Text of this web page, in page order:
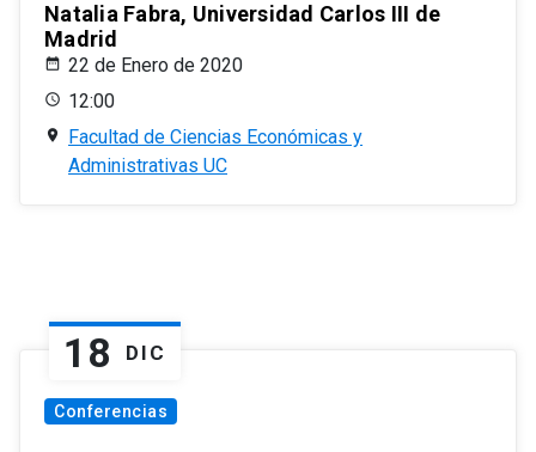
Natalia Fabra, Universidad Carlos III de
Madrid
22 de Enero de 2020
12:00
Facultad de Ciencias Económicas y
Administrativas UC
18 DIC
Conferencias